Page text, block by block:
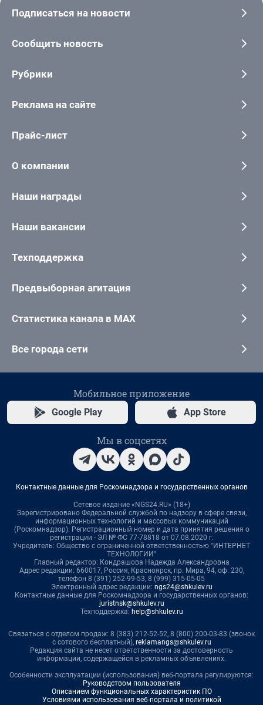
Подписаться на новости
Сообщить новость
Рубрики
Реклама на сайте
Прайс-лист
О компании
Наши награды
Наши вакансии
Техподдержка
Предвыборная агитация
Статистика канала в MAX
Все города сети
Мобильное приложение
Google Play App Store
Мы в соцсетях
Контактные данные для Роскомнадзора и государственных органов
Сетевое издание «NGS24.RU» (18+)
Зарегистрировано Федеральной службой по надзору в сфере связи,
информационных технологий и массовых коммуникаций
(Роскомнадзор). Регистрационный номер и дата принятия решения о
регистрации - ЭЛ № ФС 77-78818 от 07.08.2020 г.
Учредитель: Общество с ограниченной ответственностью "ИНТЕРНЕТ
ТЕХНОЛОГИИ"
Главный редактор: Кондрашова Надежда Александровна
Адрес редакции: 660017, Россия, Красноярск, пр. Мира, 94, оф. 230,
телефон 8 (391) 252-99-53, 8 (999) 315-05-05
Электронный адрес редакции: ngs24@shkulev.ru
Контактные данные для Роскомнадзора и государственных органов:
juristnsk@shkulev.ru
Техподдержка: help@shkulev.ru
Связаться с отделом продаж: 8 (383) 212-52-52, 8 (800) 200-03-83 (звонок
с сотового бесплатный), reklamangs@shkulev.ru
Редакция сайта не несет ответственности за достоверность
информации, содержащейся в рекламных объявлениях.
Особенности эксплуатации (использования) веб-портала регулируются:
Руководством пользователя
Описанием функциональных характеристик ПО
Условиями использования веб-портала и политикой